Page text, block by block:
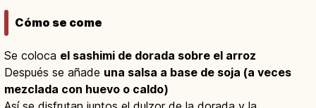
Cómo se come
Se coloca el sashimi de dorada sobre el arroz
Después se añade una salsa a base de soja (a veces
mezclada con huevo o caldo)